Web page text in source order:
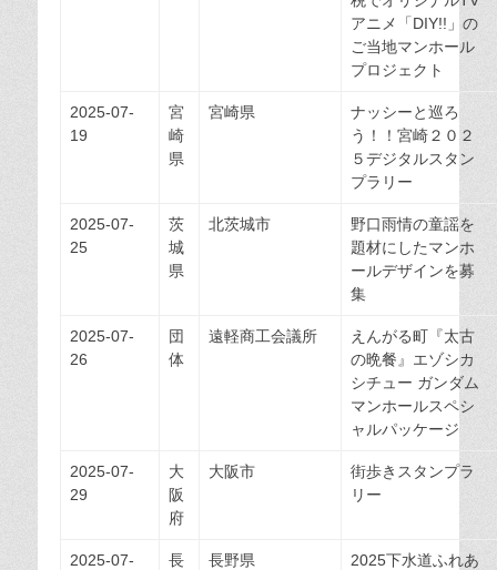
アニメ「DIY!!」の
ご当地マンホール
プロジェクト
2025-07-
19
宮
崎
県
宮崎県
ナッシーと巡ろ
う！！宮崎２０２
５デジタルスタン
プラリー
2025-07-
25
茨
城
県
北茨城市
野口雨情の童謡を
題材にしたマンホ
ールデザインを募
集
2025-07-
26
団
体
遠軽商工会議所
えんがる町『太古
の晩餐』エゾシカ
シチュー ガンダム
マンホールスペシ
ャルパッケージ
2025-07-
29
大
阪
府
大阪市
街歩きスタンプラ
リー
2025-07-
長
長野県
2025下水道ふれあ